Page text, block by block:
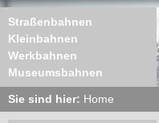
Straßenbahnen
Kleinbahnen
Werkbahnen
Museumsbahnen
Sie sind hier: Home